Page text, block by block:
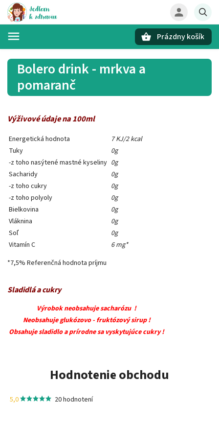
Prázdny košík
Bolero drink - mrkva a
pomaranč
Výživové údaje na 100ml
Energetická hodnota
7 KJ/2 kcal
Tuky
0g
-z toho nasýtené mastné kyseliny 0g
Sacharidy
0g
-z toho cukry
0g
-z toho polyoly
0g
Bielkovina
0g
Vláknina
0g
Soľ
0g
Vitamín C
6 mg*
*7,5% Referenčná hodnota príjmu
Sladidlá a cukry
Výrobok neobsahuje sacharózu !
Neobsahuje glukózovo - fruktózový sirup !
Obsahuje sladidlo a prírodne sa vyskytujúce cukry !
Hodnotenie obchodu
5,0 20 hodnotení